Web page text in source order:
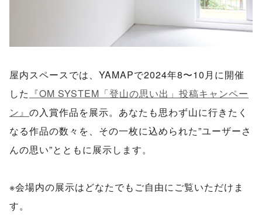
屋内スペースでは、YAMAPで2024年8〜10月に開催
した 『OM SYSTEM「登山の思い出」投稿キャンペー
ン』 の入賞作品を展示。あなたも思わず山に行きたく
なる作品の数々を、その一枚に込められた”ユーザーさ
んの思い”とともに展示します。
※会場内の展示はどなたでもご自由にご覧いただけま
す。